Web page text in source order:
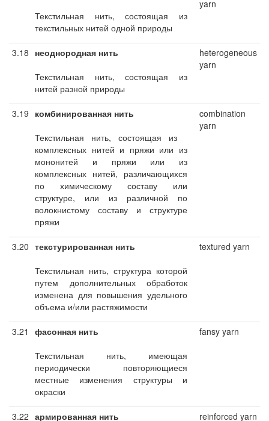
Текстильная нить, состоящая из
текстильных нитей одной природы
yarn
3.18 неоднородная нить
Текстильная нить, состоящая из
нитей разной природы
heterogeneous
yarn
3.19 комбинированная нить
Текстильная нить, состоящая из
комплексных нитей и пряжи или из
мононитей и пряжи или из
комплексных нитей, различающихся
по химическому составу или
структуре, или из различной по
волокнистому составу и структуре
пряжи
combination
yarn
3.20 текстурированная нить
Текстильная нить, структура которой
путем дополнительных обработок
изменена для повышения удельного
объема и/или растяжимости
textured yarn
3.21
фасонная нить
Текстильная нить, имеющая
периодически повторяющиеся
местные изменения структуры и
окраски
fansy yarn
3.22 армированная нить
reinforced yarn